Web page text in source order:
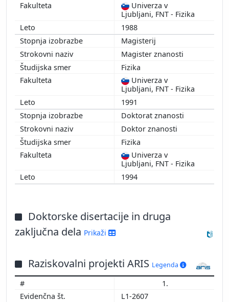
Univerza v
Ljubljani, FNT - Fizika
1988
Magisterij
Magister znanosti
Fizika
Univerza v
Ljubljani, FNT - Fizika
1991
Doktorat znanosti
Doktor znanosti
Fizika
Univerza v
Ljubljani, FNT - Fizika
1994
Doktorske disertacije in druga
zaključna dela Prikaži
Raziskovalni projekti ARIS Legenda
1.
L1-2607